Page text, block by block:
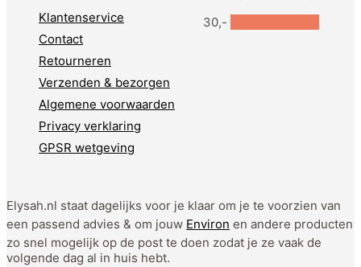
30,-
Klantenservice
Contact
Retourneren
Verzenden & bezorgen
Algemene voorwaarden
Privacy verklaring
GPSR wetgeving
Elysah.nl staat dagelijks voor je klaar om je te voorzien van
een passend advies & om jouw Environ en andere producten
zo snel mogelijk op de post te doen zodat je ze vaak de
volgende dag al in huis hebt.